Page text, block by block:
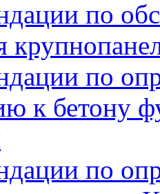
по
по
к бетону
по